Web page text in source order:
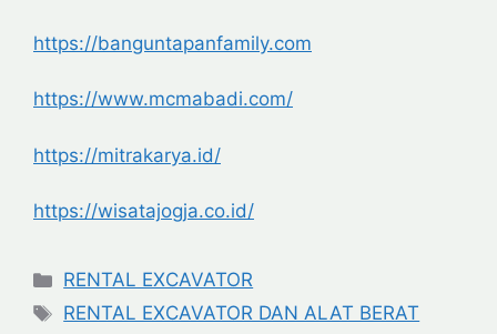
https://banguntapanfamily.com
https://www.mcmabadi.com/
https://mitrakarya.id/
https://wisatajogja.co.id/
Categories
RENTAL EXCAVATOR
Tags
RENTAL EXCAVATOR DAN ALAT BERAT